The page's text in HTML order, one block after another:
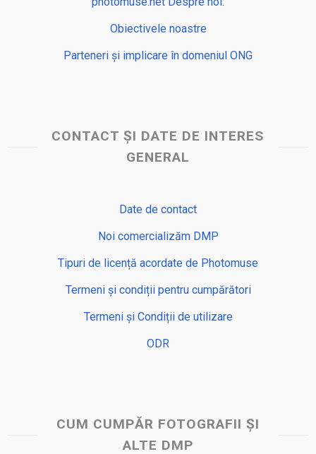
Obiectivele noastre
Parteneri și implicare în domeniul ONG
CONTACT ȘI DATE DE INTERES
GENERAL
Date de contact
Noi comercializăm DMP
Tipuri de licență acordate de Photomuse
Termeni și condiții pentru cumpărători
Termeni și Condiții de utilizare
ODR
CUM CUMPĂR FOTOGRAFII ȘI
ALTE DMP